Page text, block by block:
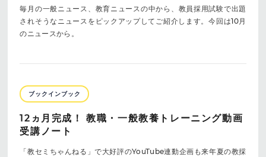
毎月の一般ニュース、教育ニュースの中から、教員採用試験で出題
されそうなニュースをピックアップしてご紹介します。今回は10月
のニュースから。
ブックインブック
12ヵ月完成！ 教職・一般教養トレーニング動画
受講ノート
「教セミちゃんねる」で大好評のYouTube連動企画も来年夏の教採